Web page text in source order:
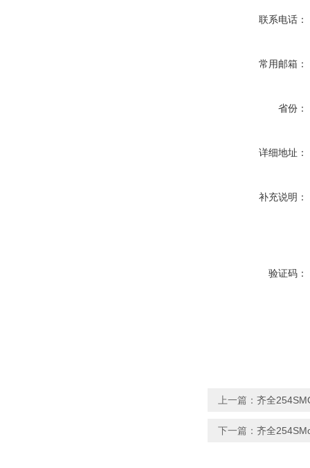
联系电话：
常用邮箱：
省份：
详细地址：
补充说明：
验证码：
上一篇： 齐全
下一篇： 齐全